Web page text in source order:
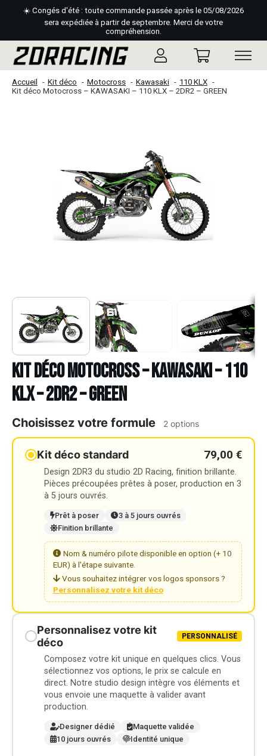
☀️ Congés d'été : toute commande passée après le 05/08/2026
sera expédiée à partir de septembre. Merci de votre
compréhension.
Accueil Kit déco Motocross Kawasaki
110 KLX
Kit déco Motocross – KAWASAKI – 110 KLX – 2DR2 – GREEN
Kit déco Motocross – KAWASAKI – 110
KLX – 2DR2 – GREEN
Choisissez votre formule 2 options
Kit déco standard 79,00 €
Design 2DR3 du studio 2D Racing, finition brillante.
Pièces précoupées prêtes à poser, production en 3
à 5 jours ouvrés.
Prêt à poser
3 à 5 jours ouvrés
Finition brillante
Nom & numéro pilote disponible en option (+ 10
EUR) à l'étape suivante.
Vous souhaitez intégrer vos logos sponsors ?
Personnalisez votre kit déco
Personnalisez votre kit
déco
PERSONNALISÉ
Composez votre kit unique en quelques clics. Vous
sélectionnez vos options, le prix se calcule en
direct. Notre studio design intègre vos éléments et
vous envoie une maquette à valider avant
production.
Designer dédié
Maquette validée
10 jours ouvrés
Identité unique